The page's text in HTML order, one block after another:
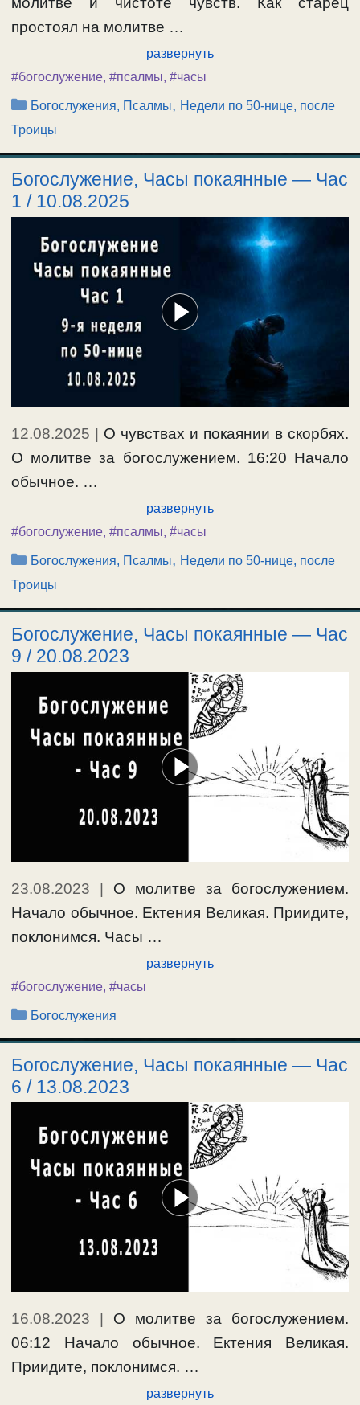
простоял на молитве …
развернуть
#богослужение, #псалмы, #часы
Рубрики
Богослужения, Псалмы, Недели по 50-нице, после
Троицы
Богослужение, Часы покаянные — Час
1 / 10.08.2025
12.08.2025
О чувствах и покаянии в скорбях.
О молитве за богослужением. 16:20 Начало
обычное. …
развернуть
#богослужение, #псалмы, #часы
Рубрики
Богослужения, Псалмы, Недели по 50-нице, после
Троицы
Богослужение, Часы покаянные — Час
9 / 20.08.2023
23.08.2023 | О молитве за богослужением.
Начало обычное. Ектения Великая. Приидите,
поклонимся. Часы …
развернуть
#богослужение, #часы
Рубрики
Богослужения
Богослужение, Часы покаянные — Час
6 / 13.08.2023
16.08.2023
О молитве за богослужением.
06:12 Начало обычное. Ектения Великая.
Приидите, поклонимся. …
развернуть